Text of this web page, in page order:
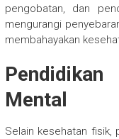
pengobatan, dan
mengurangi
membahayakan
Mental
Selain kesehatan fisik,